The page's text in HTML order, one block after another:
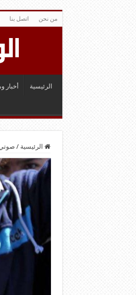
من نحن اتصل بنا
الرئيسية أخبار
الرئيسية /